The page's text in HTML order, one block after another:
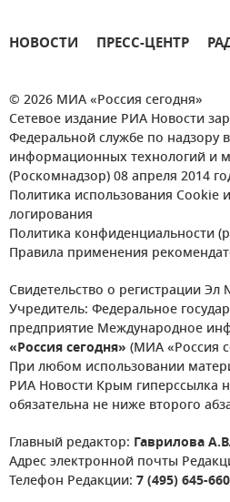
НОВОСТИ ПРЕСС-ЦЕНТР
© 2026 МИА «Россия сегодня»
Сетевое издание РИА Новости
Федеральной службе по надзору
информационных технологий и
(Роскомнадзор) 08 апреля 2014
Политика использования Cookie
логирования
Политика конфиденциальности
Правила применения
Свидетельство о регистрации
Учредитель: Федеральное
предприятие Международное
«Россия сегодня» (МИА «Россия
При любом использовании
РИА Новости Крым гиперссылка
обязательна не ниже второго
Главный редактор: Гаврилова А.В.
Адрес электронной почты
Телефон Редакции: 7 (495) 645-